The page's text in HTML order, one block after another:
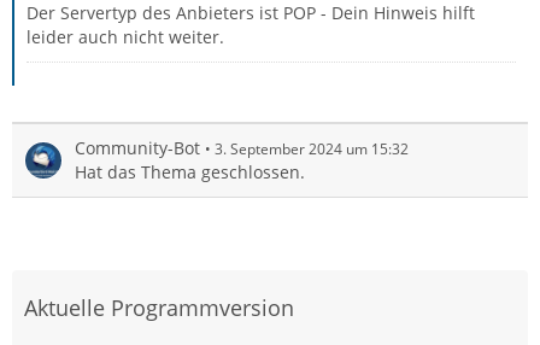
Der Servertyp des Anbieters ist POP - Dein Hinweis hilft
leider auch nicht weiter.
Community-Bot 3. September 2024 um 15:32
Hat das Thema geschlossen.
Aktuelle Programmversion